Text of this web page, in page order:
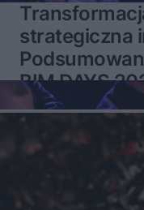
strategiczna
BIM DAYS